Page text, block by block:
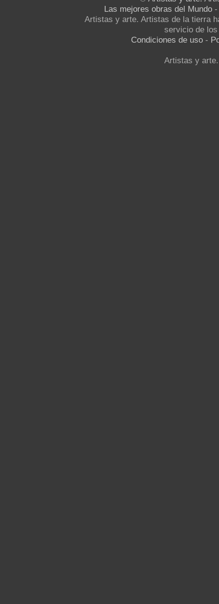
Las mejores obras del Mundo
Artistas y arte. Artistas de la tierra
servicio de
Condiciones de uso -
Artistas y